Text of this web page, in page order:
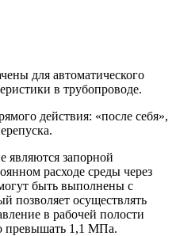
для автоматического
в трубопроводе.
действия: «после себя»,
являются запорной
расходе среды через
быть выполнены с
позволяет осуществлять
в рабочей полости
превышать 1,1 МПа.